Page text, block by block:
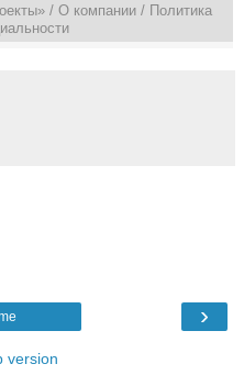
/ О компании / Политика
›
version